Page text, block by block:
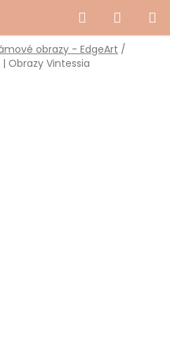
Hľadať
KOŠÍK
obrazy - EdgeArt /
Obrazy Vintessia